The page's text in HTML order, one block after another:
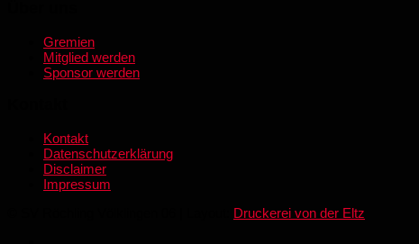
Gremien
Mitglied werden
Sponsor werden
Kontakt
Datenschutzerklärung
Disclaimer
Impressum
Druckerei von der Eltz